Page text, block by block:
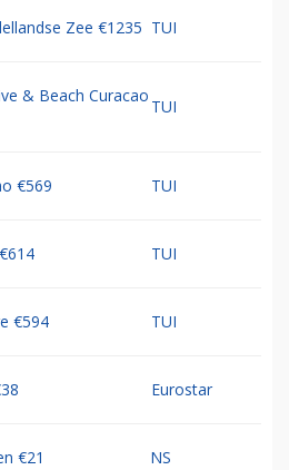
Zee €1235 TUI
& Beach Curacao
TUI
€569 TUI
TUI
€594 TUI
Eurostar
€21 NS